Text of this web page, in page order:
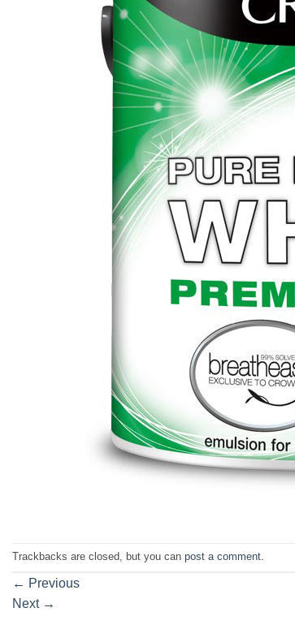
Trackbacks are closed, but you can post a comment
← Previous
Next →